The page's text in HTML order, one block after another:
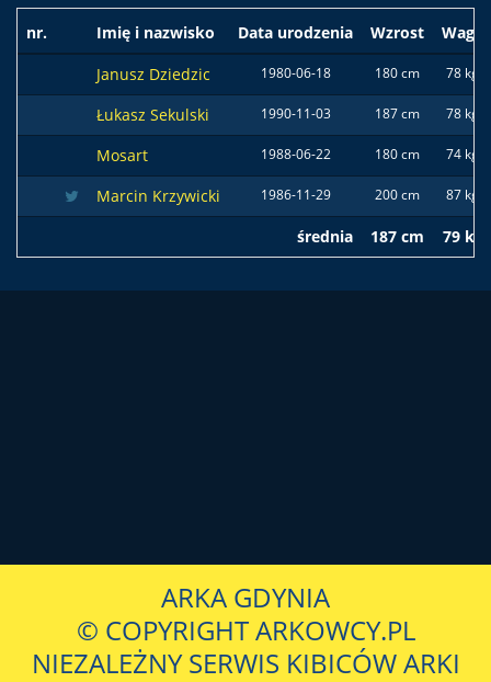
nr. Imię i nazwisko Data urodzenia Wzrost
Waga
Janusz Dziedzic
1980-06-18 180 cm 78 kg
Łukasz Sekulski 1990-11-03 187 cm 78 kg
Mosart 1988-06-22 180 cm 74 kg
Marcin Krzywicki 1986-11-29 200 cm 87 kg
średnia 187 cm 79 kg
ARKA GDYNIA
© COPYRIGHT ARKOWCY.PL
NIEZALEŻNY SERWIS KIBICÓW ARKI